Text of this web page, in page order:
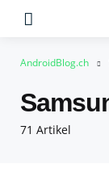
AndroidBlog.ch
71 Artikel